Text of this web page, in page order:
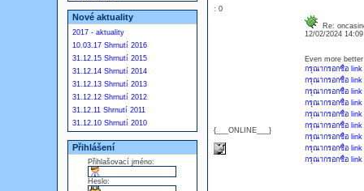
Nové aktuality
2017 - aktuality
10.03.17 Shrnutí 2016
31.12.15 Shrnutí 2015
31.12.14 Shrnutí 2014
31.12.13 Shrnutí 2013
31.12.12 Shrnutí 2012
31.12.11 Shrnutí 2011
31.12.10 Shrnutí 2010
Přihlášení
Přihlašovací jméno:
Heslo:
: 0
{___ONLINE___}
Re:
12/02/2024
Even more better
กรุณากรอกชื่อ link
กรุณากรอกชื่อ link
กรุณากรอกชื่อ link
กรุณากรอกชื่อ link
กรุณากรอกชื่อ link
กรุณากรอกชื่อ link
กรุณากรอกชื่อ link
กรุณากรอกชื่อ link
กรุณากรอกชื่อ link